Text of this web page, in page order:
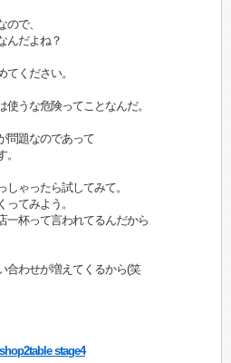
で、
んだよね？
ください。
うな危険ってことなんだ。
問題なのであって
ゃったら試してみて。
てみよう。
杯って言われてるんだから
わせが増えてくるから(笑
stage4